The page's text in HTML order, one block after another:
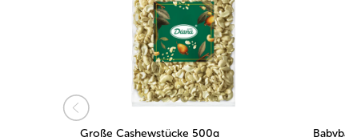
Große Cashewstücke 500g